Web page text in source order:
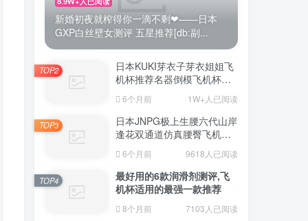
新婚初夜就榨得你一滴不剩❤——日本
GXP白丝壁女测评 五星推荐[db:副...
日本KUKI芽衣子芽衣姐姐飞
机杯推荐名器倒模飞机杯测
6个月前 1W+人已阅读
TOP2
日本JNPG极上生腰六代山岸
逢花双通道仿真腰臀飞机杯
致真实感的资深玩家
6个月前 9618人已阅读
TOP3
最好用的6款润滑剂测评,飞
机杯适用的最强一款推荐
8个月前 7103人已阅读
TOP4